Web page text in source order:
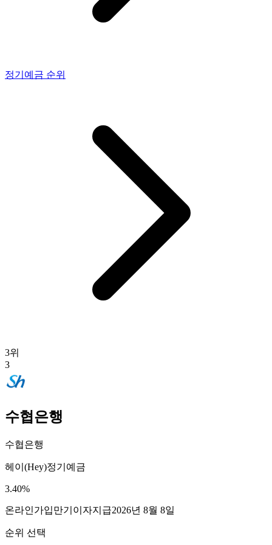
정기예금 순위
3위
3
수협은행
수협은행
헤이(Hey)정기예금
3.40%
온라인가입만기이자지급2026년 8월 8일
순위 선택